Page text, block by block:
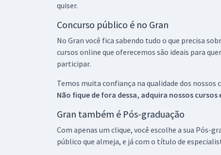
quiser.
Concurso público é no Gran
No Gran você fica sabendo tudo o que precisa
cursos online que oferecemos são ideais para
participar.
Temos muita confiança na qualidade dos
Não fique de fora dessa, adquira nossos
Gran também é Pós-graduação
Com apenas um clique, você escolhe a sua Pós-
público que almeja, e já com o título de